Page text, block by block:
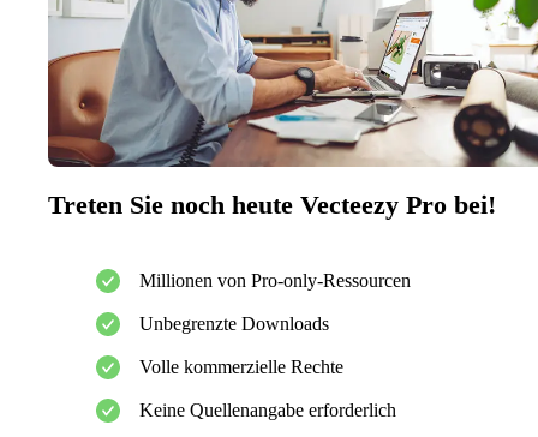
Treten Sie noch heute Vecteezy Pro bei!
Millionen von Pro-only-Ressourcen
Unbegrenzte Downloads
Volle kommerzielle Rechte
Keine Quellenangabe erforderlich